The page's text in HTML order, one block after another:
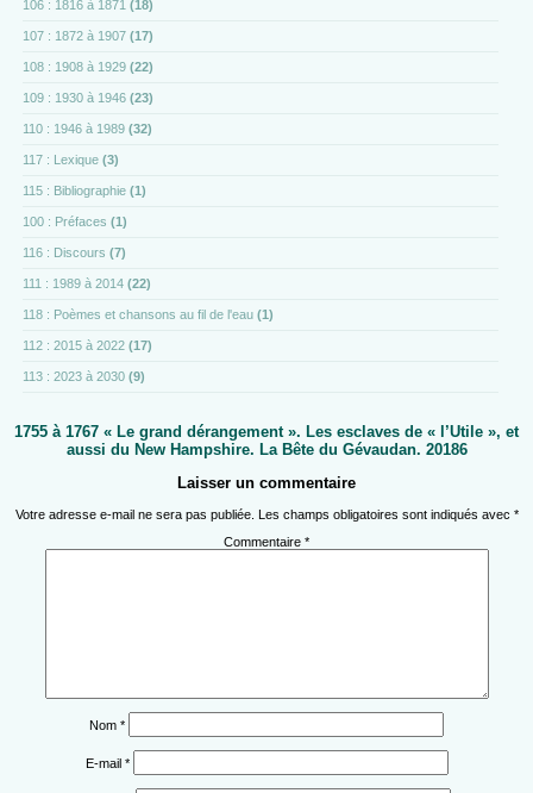
106 : 1816 à 1871 (18)
107 : 1872 à 1907 (17)
108 : 1908 à 1929 (22)
109 : 1930 à 1946 (23)
110 : 1946 à 1989 (32)
117 : Lexique (3)
115 : Bibliographie (1)
100 : Préfaces (1)
116 : Discours (7)
111 : 1989 à 2014 (22)
118 : Poèmes et chansons au fil de l'eau (1)
112 : 2015 à 2022 (17)
113 : 2023 à 2030 (9)
1755 à 1767 « Le grand dérangement ». Les esclaves de « l’Utile », et
aussi du New Hampshire. La Bête du Gévaudan. 20186
Laisser un commentaire
Votre adresse e-mail ne sera pas publiée. Les champs obligatoires sont indiqués avec *
Commentaire *
Nom *
E-mail *